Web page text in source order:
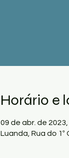
Horário e
09 de abr. de 2023,
Luanda, Rua do 1º